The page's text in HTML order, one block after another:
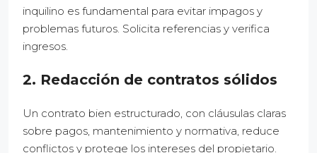
inquilino es fundamental para evitar impagos y
problemas futuros. Solicita referencias y verifica
ingresos.
2. Redacción de contratos sólidos
Un contrato bien estructurado, con cláusulas claras
sobre pagos, mantenimiento y normativa, reduce
conflictos y protege los intereses del propietario.